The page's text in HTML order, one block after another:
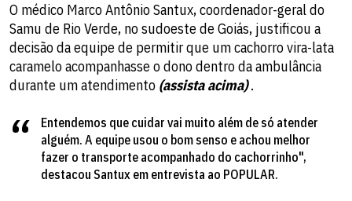
O médico Marco Antônio Santux, coordenador-geral do
Samu de Rio Verde, no sudoeste de Goiás, justificou a
decisão da equipe de permitir que um cachorro vira-lata
caramelo acompanhasse o dono dentro da ambulância
durante um atendimento (assista acima).
Entendemos que cuidar vai muito além de só atender
alguém. A equipe usou o bom senso e achou melhor
fazer o transporte acompanhado do cachorrinho",
destacou Santux em entrevista ao POPULAR.